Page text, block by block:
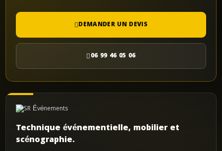
DEMANDER UN DEVIS
06 99 46 05 06
Technique événementielle, mobilier et
scénographie.